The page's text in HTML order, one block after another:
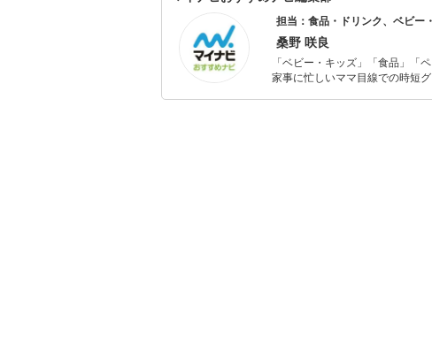
担当：食品・ドリンク、ベビー
桑野 咲良
「ベビー・キッズ」「食品」「
家事に忙しいママ目線での時短